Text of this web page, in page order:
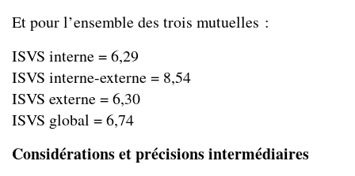
Et pour l’ensemble des trois mutuelles :
ISVS interne = 6,29
ISVS interne-externe = 8,54
ISVS externe = 6,30
ISVS global = 6,74
Considérations et précisions intermédiaires